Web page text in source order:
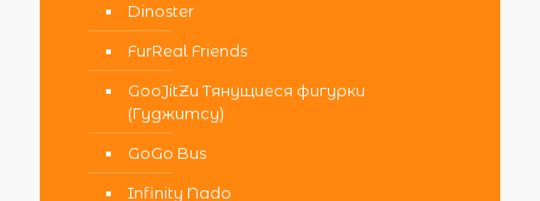
Dinoster
FurReal Friends
GooJitZu Тянущиеся фигурки
(Гуджитсу)
GoGo Bus
Infinity Nado